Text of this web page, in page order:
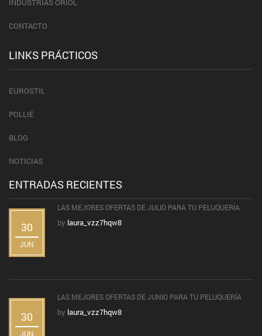
INDUSTRIAS ORIOL
CONTACTO
LINKS PRÁCTICOS
EUROSTIL
POLLIÉ
BLOG
NOTICIAS
ENTRADAS RECIENTES
30
JUN
LAS MEJORES OFERTAS DE JULIO PARA TU PELUQUERÍA
by laura_vzz7hqw8
30
JUN
LAS MEJORES OFERTAS DE JUNIO PARA TU PELUQUERÍA
by laura_vzz7hqw8